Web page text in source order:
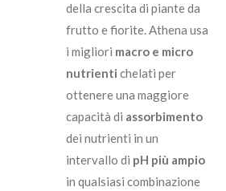
della crescita di piante da
frutto e fiorite. Athena usa
i migliori macro e micro
nutrienti chelati per
ottenere una maggiore
capacità di assorbimento
dei nutrienti in un
intervallo di pH più ampio
in qualsiasi combinazione